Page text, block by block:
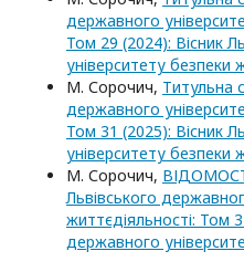
державного
Том 29 (2024): Вісник
університету безпеки
М. Сорочич, Титульна
державного
Том 31 (2025): Вісник
університету безпеки
М. Сорочич,
Львівського
життєдіяльності: Том
державного